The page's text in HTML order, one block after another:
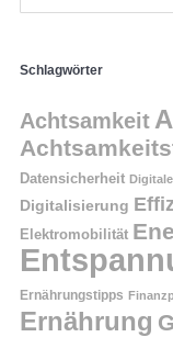
Schlagwörter
Achtsamkeit
Datensicherheit
Digitalisierung
Elektromobilität
Ernährungstipps
Ernährung